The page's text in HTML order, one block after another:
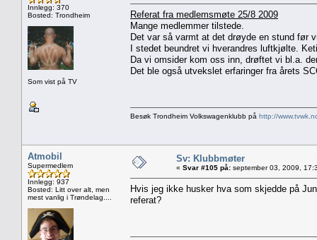
Innlegg: 370
Bosted: Trondheim
Som vist på TV
Referat fra medlemsmøte 25/8 2009
Mange medlemmer tilstede.
Det var så varmt at det drøyde en stund før
I stedet beundret vi hverandres luftkjølte.
Da vi omsider kom oss inn, drøftet vi bl.a.
Det ble også utvekslet erfaringer fra årets
Besøk Trondheim Volkswagenklubb på http://
Atmobil
Supermedlem
Innlegg: 937
Bosted: Litt over alt, men
mest vanlig i Trøndelag....
Sv: Klubbmøter
« Svar #105 på: september 03, 2009,
Hvis jeg ikke husker hva som skjedde på
referat?